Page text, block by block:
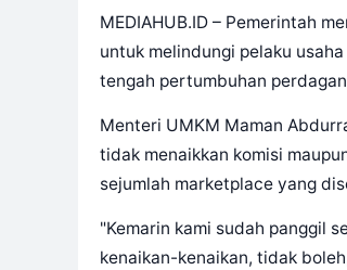
MEDIAHUB.ID – Pemerintah
untuk melindungi pelaku
tengah pertumbuhan
Menteri UMKM Maman
tidak menaikkan komisi
sejumlah marketplace yang
"Kemarin kami sudah panggil
kenaikan-kenaikan, tidak